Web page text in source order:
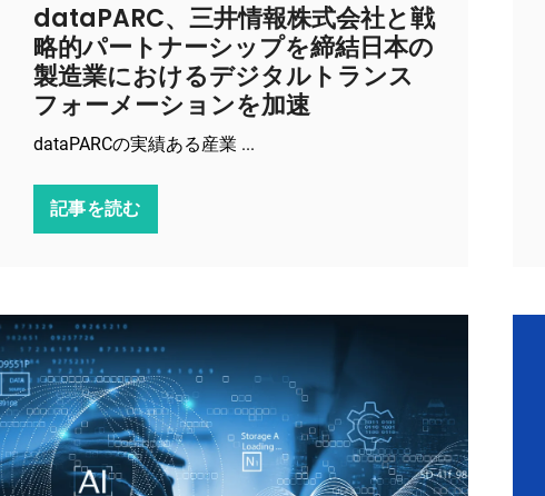
dataPARC、三井情報株式会社と戦
略的パートナーシップを締結日本の
製造業におけるデジタルトランス
フォーメーションを加速
dataPARCの実績ある産業 ...
記事を読む